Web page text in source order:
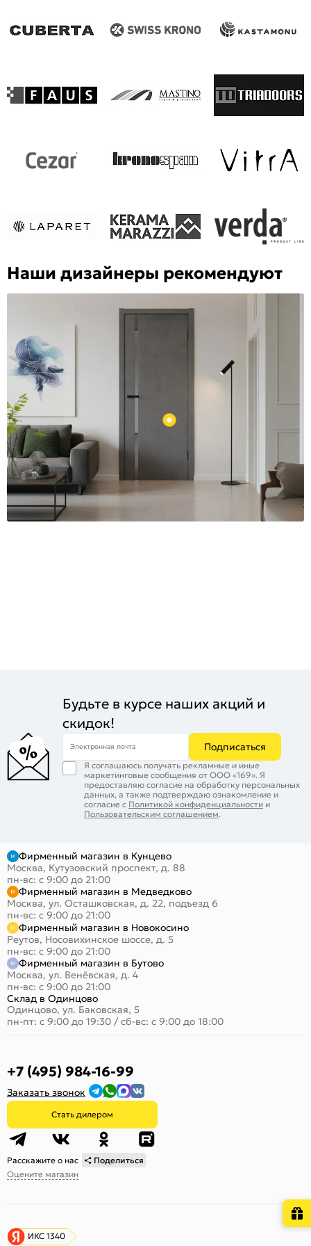
Наши дизайнеры рекомендуют
Будьте в курсе наших акций и
скидок!
Электронная почта Подписаться
Я соглашаюсь получать рекламные и иные
маркетинговые сообщения от ООО «169». Я
предоставляю согласие на обработку персональных
данных, а также подтверждаю ознакомление и
согласие с Политикой конфиденциальности и
Пользовательским соглашением.
Фирменный магазин в Кунцево
Москва, Кутузовский проспект, д. 88
пн-вс: с 9:00 до 21:00
Фирменный магазин в Медведково
Москва, ул. Осташковская, д. 22, подъезд 6
пн-вс: с 9:00 до 21:00
Фирменный магазин в Новокосино
Реутов, Носовихинское шоссе, д. 5
пн-вс: с 9:00 до 21:00
Фирменный магазин в Бутово
Москва, ул. Венёвская, д. 4
пн-вс: с 9:00 до 21:00
Склад в Одинцово
Одинцово, ул. Баковская, 5
пн-пт: с 9:00 до 19:30 / сб-вс: с 9:00 до 18:00
+7 (495) 984-16-99
Заказать звонок
Стать дилером
Расскажите о нас
Поделиться
Оцените магазин
ИКС 1340